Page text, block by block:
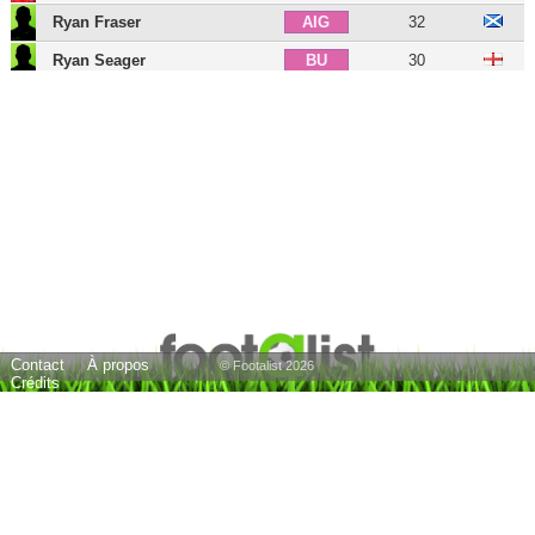
Ryan Fraser AIG 32
Ryan Seager BU 30
Contact
À propos
Crédits
© Footalist 2026